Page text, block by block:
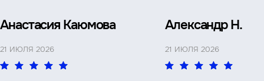
Анастасия Каюмова
21 ИЮЛЯ 2026
Александр Н.
21 ИЮЛЯ 2026